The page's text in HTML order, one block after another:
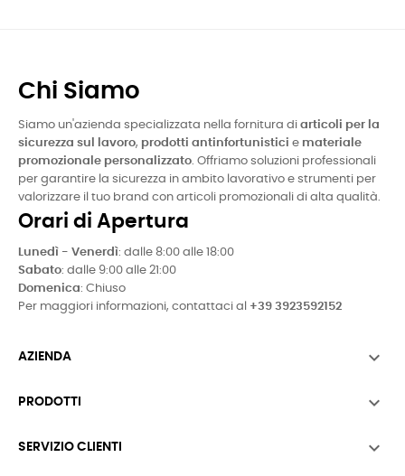
Chi Siamo
Siamo un'azienda specializzata nella fornitura di articoli per la
sicurezza sul lavoro, prodotti antinfortunistici e materiale
promozionale personalizzato. Offriamo soluzioni professionali
per garantire la sicurezza in ambito lavorativo e strumenti per
valorizzare il tuo brand con articoli promozionali di alta qualità.
Orari di Apertura
Lunedì - Venerdì: dalle 8:00 alle 18:00
Sabato: dalle 9:00 alle 21:00
Domenica: Chiuso
Per maggiori informazioni, contattaci al +39 3923592152
AZIENDA 
PRODOTTI 
SERVIZIO CLIENTI 